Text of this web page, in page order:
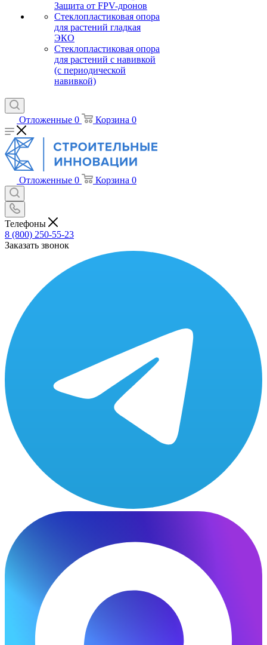
Защита от FPV-дронов
Стеклопластиковая опора
для растений гладкая
ЭКО
Стеклопластиковая опора
для растений с навивкой
(с периодической
навивкой)
Отложенные 0 Корзина 0
Отложенные 0 Корзина 0
Телефоны
8 (800) 250-55-23
Заказать звонок